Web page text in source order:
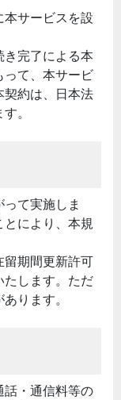
サービスを設
き完了による本
て、本サービ
契約は、日本法
。
て実施しま
により、本規
留期間更新許可
たします。ただ
ります。
話・通信料等の